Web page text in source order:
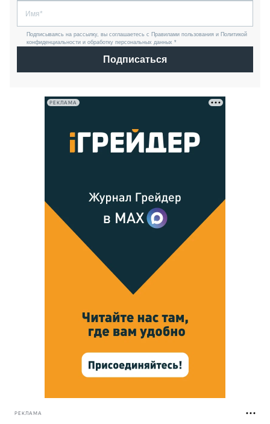
Подписываясь на рассылку, вы соглашаетесь с Правилами пользования и Политикой
конфиденциальности и обработку персональных данных *
Подписаться
РЕКЛАМА
РЕКЛАМА